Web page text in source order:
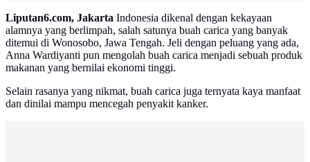
Liputan6.com, Jakarta Indonesia dikenal dengan kekayaan
alamnya yang berlimpah, salah satunya buah carica yang banyak
ditemui di Wonosobo, Jawa Tengah. Jeli dengan peluang yang ada,
Anna Wardiyanti pun mengolah buah carica menjadi sebuah produk
makanan yang bernilai ekonomi tinggi.
Selain rasanya yang nikmat, buah carica juga ternyata kaya manfaat
dan dinilai mampu mencegah penyakit kanker.